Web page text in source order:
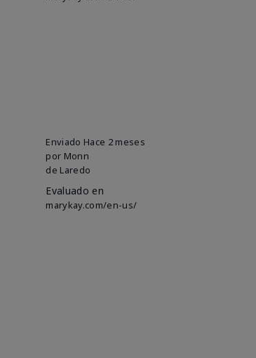
Enviado Hace 2 meses
por Monn
de Laredo
Evaluado en
marykay.com/en-us/